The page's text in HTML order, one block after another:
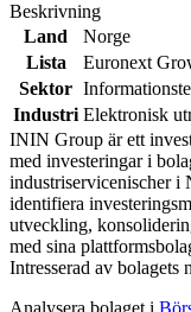
Beskrivning
Land
Norge
Lista
Euronext
Sektor
Industri Elektronisk
ININ Group är ett
med investeringar i
industriservicenischer i
identifiera
utveckling,
med sina
Intresserad av bolagets
Analysera bolaget i